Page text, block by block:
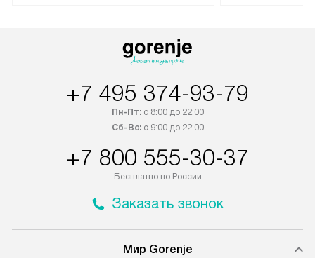
Возможна доставка товаров по
+7 495 374-93-79
Пн-Пт:с 8:00 до 22:00
Сб-Вс:с 9:00 до 22:00
+7 800 555-30-37
Бесплатно по России
Заказать звонок
Мир Gorenje